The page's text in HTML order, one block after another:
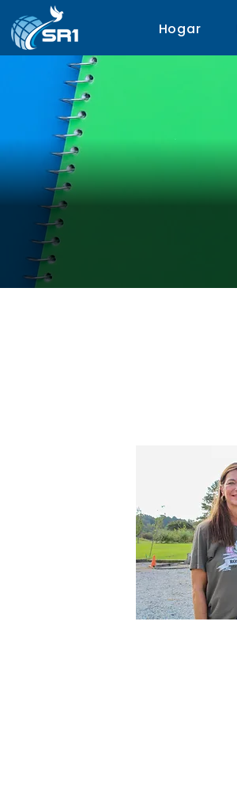
Hogar